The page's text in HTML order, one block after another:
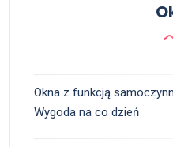
Okna z funkcją
Wygoda na co dzień